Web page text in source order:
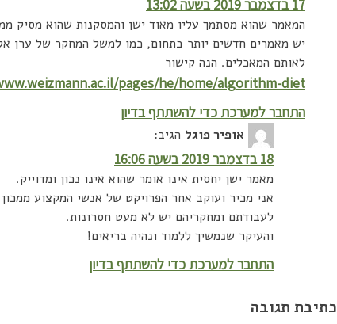
17 בדצמבר 2019 בשעה 13:02
המאמר שהוא מסתמך עליו מאוד ישן והמסקנות שהוא מסיק
יש מאמרים חדשים יותר בתחום, כמו למשל המחקר של ערן
לאותם המאכלים. הנה קישור
pages/he/home/algorithm-diet
התחבר למערכת כדי להשתתף בדיון
אופיר פוגל הגיב:
18 בדצמבר 2019 בשעה 16:06
מאמר ישן יחסית אינו אומר שהוא אינו נכון ומדוייק.
אני מכיר ועוקב אחר הפרויקט של אנשי המקצוע
לעבודתם ומחקריהם יש לא מעט חסרונות.
והעיקר שנמשיך ללמוד ונהיה בריאים!
התחבר למערכת כדי להשתתף בדיון
כתיבת תגובה